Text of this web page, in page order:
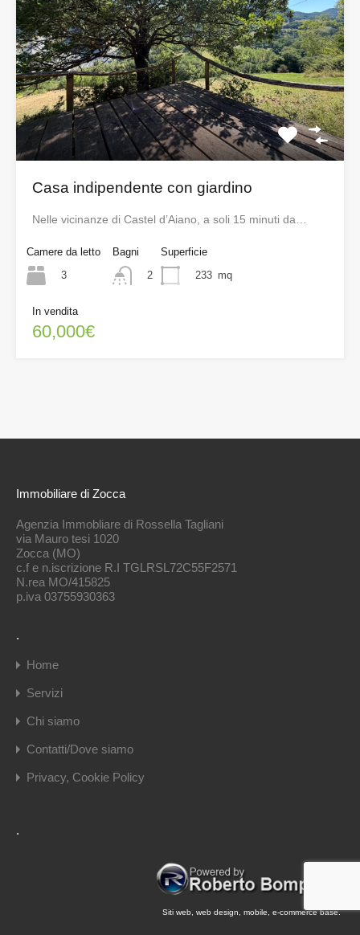
Casa indipendente con giardino
Nelle vicinanze di Castel d’Aiano, a soli 15 minuti da…
Camere da letto
3
Bagni
2
Superficie
233 mq
In vendita
60,000€
Immobiliare di Zocca
Agenzia Immobliare di Rossella Tagliani
via Mauro tesi 1020
Zocca (MO)
c.f e n.iscrizione R.I TGLRSL72C55F2571
N.rea MO/415825
p.iva 03755930363
.
Home
Servizi
Chi siamo
Contatti/Dove siamo
Privacy, Cookie Policy
.
Siti web, web design, mobile, e-commerce base.